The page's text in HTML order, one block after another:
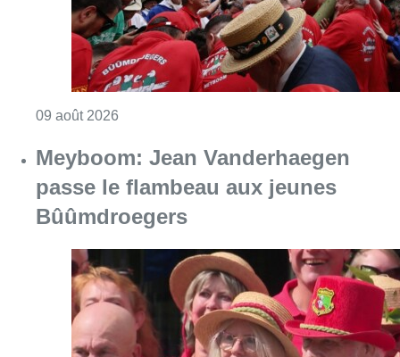
09 août 2026 Consulter l'article "Meyboom: Jean